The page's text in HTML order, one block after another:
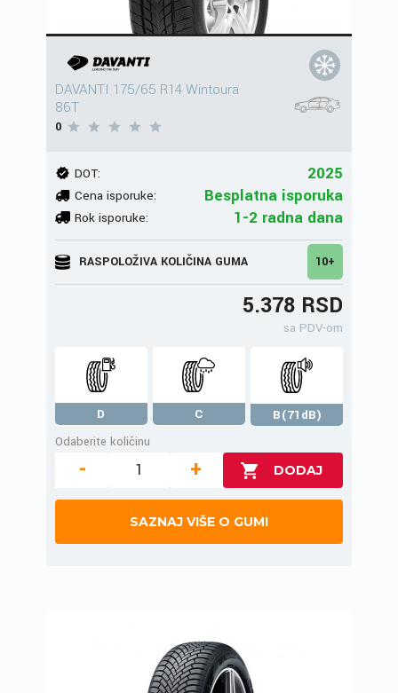
DAVANTI 175/65 R14 Wintoura
86T
0
DOT: 2025
Cena isporuke: Besplatna isporuka
Rok isporuke: 1-2 radna dana
RASPOLOŽIVA KOLIČINA GUMA 10+
5.378 RSD
sa PDV-om
D C
B(71dB)
Odaberite količinu
- +
SAZNAJ VIŠE O GUMI